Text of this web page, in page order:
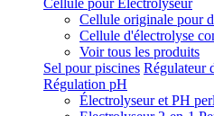
Cellule pour Electrolyseur
Cellule originale pour
Cellule d'électrolyse
Voir tous les produits
Sel pour piscines Régulateur
Régulation pH
Électrolyseur et PH